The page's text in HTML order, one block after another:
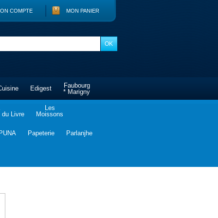
COMPTE MON PANIER
Edigest
Faubourg
* Marigny
du Livre
Les
Moissons
Papeterie Parlanjhe